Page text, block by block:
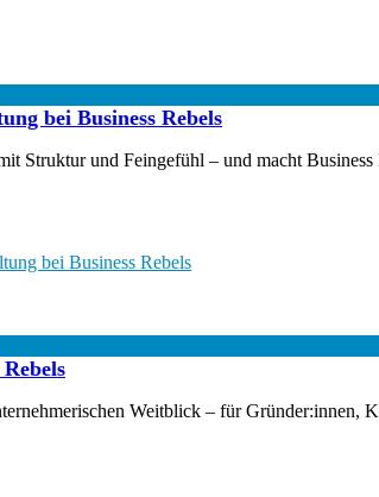
bei Business Rebels
und Feingefühl – und macht Business
bei Business Rebels
Weitblick – für Gründer:innen,